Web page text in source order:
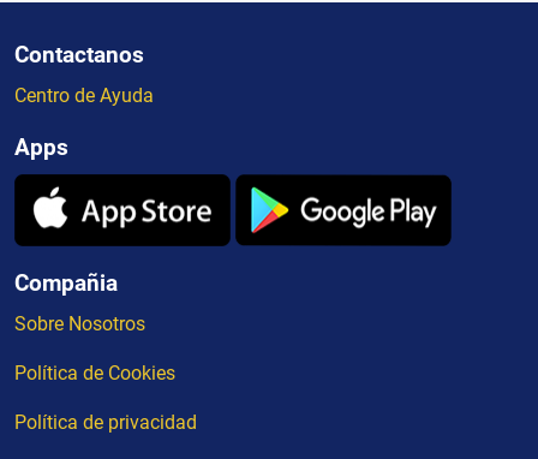
Contactanos
Centro de Ayuda
Apps
Compañia
Sobre Nosotros
Política de Cookies
Política de privacidad